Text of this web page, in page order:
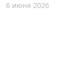
6 июня 2026